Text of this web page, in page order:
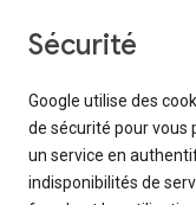
Sécurité
Google utilise des
de sécurité pour vous
un service en
indisponibilités de